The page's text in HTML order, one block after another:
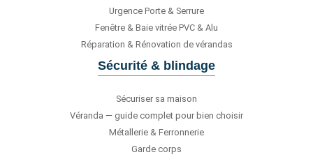
Urgence Porte & Serrure
Fenêtre & Baie vitrée PVC & Alu
Réparation & Rénovation de vérandas
Sécurité & blindage
Sécuriser sa maison
Véranda — guide complet pour bien choisir
Métallerie & Ferronnerie
Garde corps